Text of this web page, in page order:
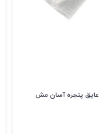
پنجره آسان مش